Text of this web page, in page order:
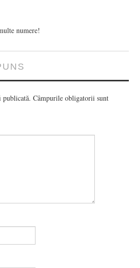
numere!
publicată. Câmpurile obligatorii sunt